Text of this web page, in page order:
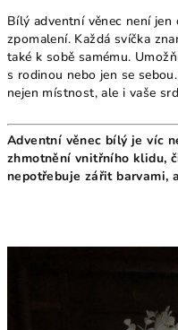
Bílý adventní věnec není jen
zpomalení. Každá svíčka
také k sobě samému.
s rodinou nebo jen se
nejen místnost, ale i vaše
Adventní věnec bílý je víc
zhmotnění vnitřního klidu,
nepotřebuje zářit barvami,